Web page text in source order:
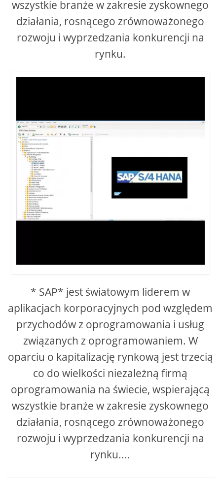
wszystkie branże w zakresie zyskownego
działania, rosnącego zrównoważonego
rozwoju i wyprzedzania konkurencji na
rynku.
* SAP* jest światowym liderem w
aplikacjach korporacyjnych pod względem
przychodów z oprogramowania i usług
związanych z oprogramowaniem. W
oparciu o kapitalizację rynkową jest trzecią
co do wielkości niezależną firmą
oprogramowania na świecie, wspierającą
wszystkie branże w zakresie zyskownego
działania, rosnącego zrównoważonego
rozwoju i wyprzedzania konkurencji na
rynku....